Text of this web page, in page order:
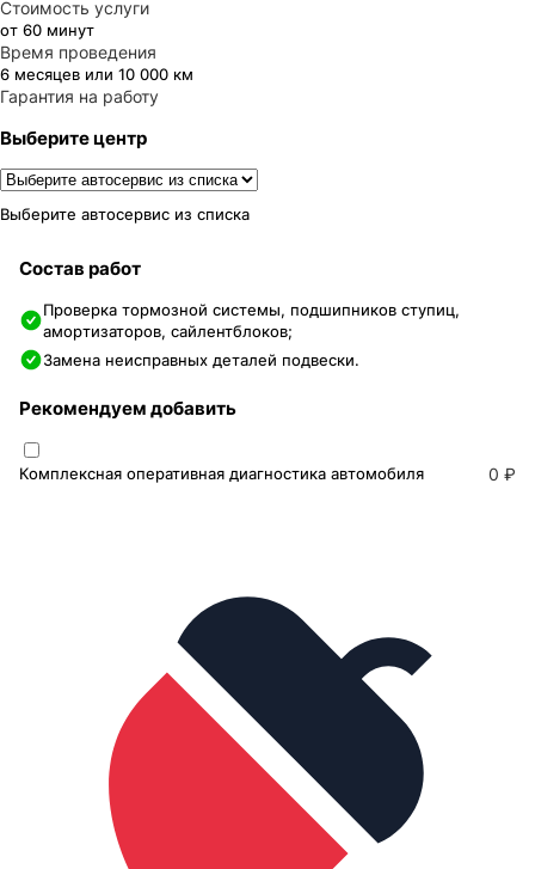
Стоимость услуги
от 60 минут
Время проведения
6 месяцев или 10 000 км
Гарантия на работу
Выберите центр
Выберите автосервис из списка
Состав работ
Проверка тормозной системы, подшипников ступиц,
амортизаторов, сайлентблоков;
Замена неисправных деталей подвески.
Рекомендуем добавить
Комплексная оперативная диагностика автомобиля 0 ₽